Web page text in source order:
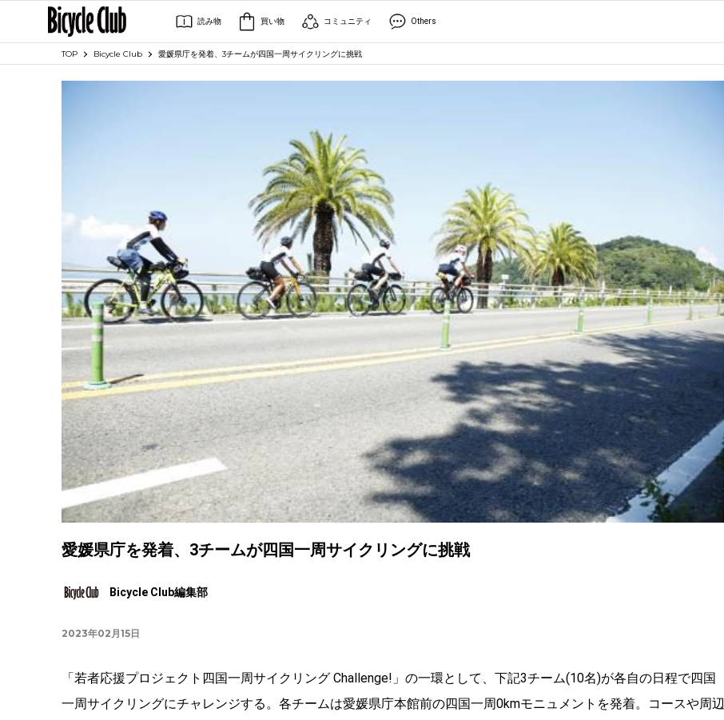
読み物 買い物 コミュニティ Others
TOP Bicycle Club 愛媛県庁を発着、3チームが四国一周サイクリングに挑戦
愛媛県庁を発着、3チームが四国一周サイクリングに挑戦
Bicycle Club編集部
2023年02月15日
「若者応援プロジェクト四国一周サイクリング Challenge!」の一環として、下記3チーム(10名)が各自の日程で四国
一周サイクリングにチャレンジする。各チームは愛媛県庁本館前の四国一周0kmモニュメントを発着。コースや周辺